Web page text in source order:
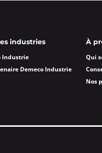
industries
Industrie
Demeco Industrie
À
Qui
Nos